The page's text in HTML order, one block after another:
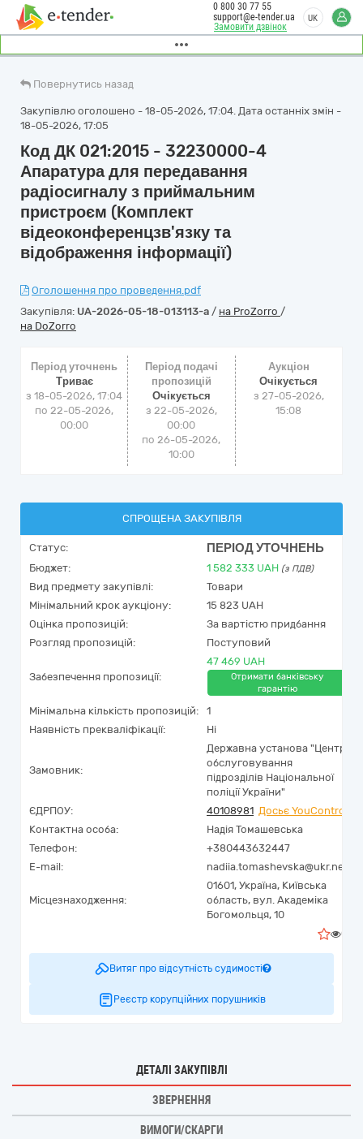
Замовити дзвінок
0 800 30 77 55
support@e-tender.ua
UK
Повернутись назад
Закупівлю оголошено - 18-05-2026, 17:04. Дата останніх змін -
18-05-2026, 17:05
Код ДК 021:2015 - 32230000-4
Апаратура для передавання
радіосигналу з приймальним
пристроєм (Комплект
відеоконференцзв'язку та
відображення інформації)
Оголошення про проведення.pdf
Закупівля: UA-2026-05-18-013113-a / на ProZorro /
на DoZorro
Період уточнень
Триває
з 18-05-2026, 17:04
по 22-05-2026,
00:00
Період подачі
пропозицій
Очікується
з 22-05-2026,
00:00
по 26-05-2026,
10:00
Аукціон
Очікується
з 27-05-2026,
15:08
СПРОЩЕНА ЗАКУПІВЛЯ
Статус: ПЕРІОД УТОЧНЕНЬ
Бюджет: 1 582 333 UAH (з ПДВ)
Вид предмету закупівлі:
Товари
Мінімальний крок аукціону:
15 823 UAH
Оцінка пропозицій:
За вартістю придбання
Розгляд пропозицій:
Поступовий
Забезпечення пропозиції:
47 469 UAH
Отримати банківську
гарантію
Мінімальна кількість пропозицій:
1
Наявність прекваліфікації:
Ні
Замовник:
Державна установа "Центр
обслуговування
підрозділів Національної
поліції України"
ЄДРПОУ:
40108981 Досьє YouControl
Контактна особа:
Надія Томашевська
Телефон:
+380443632447
E-mail:
nadiia.tomashevska@ukr.net
Місцезнаходження:
01601, Україна, Київська
область, вул. Академіка
Богомольця, 10
0
Витяг про відсутність судимості
Реєстр корупційних порушників
ДЕТАЛІ ЗАКУПІВЛІ
ЗВЕРНЕННЯ
ВИМОГИ/СКАРГИ